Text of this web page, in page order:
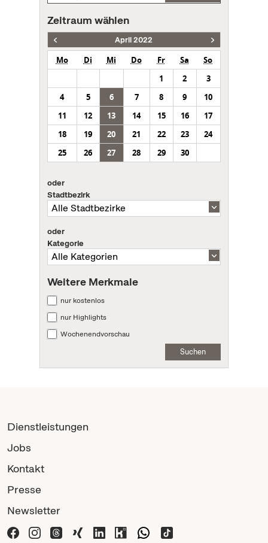
Zeitraum wählen
April 2022
Mo Di Mi Do Fr Sa
So
1
2
3
4
5 6 7 8 9
10
11
12 13 14 15 16
17
18
19 20 21 22 23
24
25
26 27 28 29 30
oder
Stadtbezirk
oder
Kategorie
Weitere Merkmale
nur kostenlos
nur Highlights
Wochenendvorschau
Suchen
Dienstleistungen
Jobs
Kontakt
Presse
Newsletter